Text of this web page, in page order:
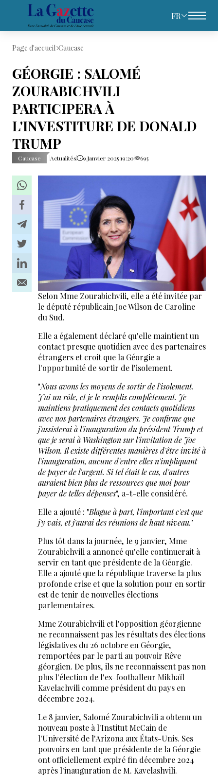
FR
Page d'accueil Caucase
GÉORGIE : SALOMÉ
ZOURABICHVILI
PARTICIPERA À
L'INVESTITURE DE DONALD
TRUMP
Caucase Actualités 9 Janvier 2025 19:20 695
Selon Mme Zourabichvili, elle a été invitée par
le député républicain Joe Wilson de Caroline
du Sud.
Elle a également déclaré qu'elle maintient un
contact presque quotidien avec des partenaires
étrangers et croit que la Géorgie a
l'opportunité de sortir de l'isolement.
"Nous avons les moyens de sortir de l'isolement.
J'ai un rôle, et je le remplis complètement. Je
maintiens pratiquement des contacts quotidiens
avec nos partenaires étrangers. Je confirme que
j'assisterai à l'inauguration du président Trump et
que je serai à Washington sur l'invitation de Joe
Wilson. Il existe différentes manières d'être invité à
l'inauguration, aucune d'entre elles n'impliquant
de payer de l'argent. Si tel était le cas, d'autres
auraient bien plus de ressources que moi pour
payer de telles dépenses", a-t-elle considéré.
Elle a ajouté : "Blague à part, l'important c'est que
j'y vais, et j'aurai des réunions de haut niveau."
Plus tôt dans la journée, le 9 janvier, Mme
Zourabichvili a annoncé qu'elle continuerait à
servir en tant que présidente de la Géorgie.
Elle a ajouté que la république traverse la plus
profonde crise et que la solution pour en sortir
est de tenir de nouvelles élections
parlementaires.
Mme Zourabichvili et l'opposition géorgienne
ne reconnaissent pas les résultats des élections
législatives du 26 octobre en Géorgie,
remportées par le parti au pouvoir Rêve
géorgien. De plus, ils ne reconnaissent pas non
plus l'élection de l'ex-footballeur Mikhaïl
Kavelachvili comme président du pays en
décembre 2024.
Le 8 janvier, Salomé Zourabichvili a obtenu un
nouveau poste à l'Institut McCain de
l'Université de l'Arizona aux États-Unis. Ses
pouvoirs en tant que présidente de la Géorgie
ont officiellement expiré fin décembre 2024
après l'inauguration de M. Kavelashvili.